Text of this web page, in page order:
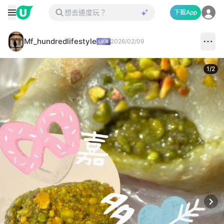
下載App
Mf_hundredlifestyle 2026/02/09
1/2